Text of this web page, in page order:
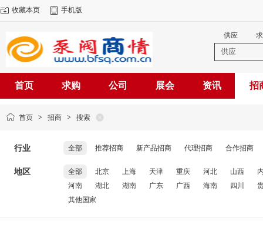
收藏本页 手机版
供应
首页 求购 公司 展会 资讯 招
首页 > 招商 > 搜索
行业 全部 推荐招商 新产品招商 代理招商 合作招商
地区 全部 北京 上海 天津 重庆 河北 山西
河南
湖北 湖南 广东 广西 海南 四川
其他国家